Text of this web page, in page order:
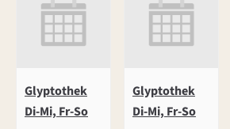
Glyptothek
Di-Mi, Fr-So
Glyptothek
Di-Mi, Fr-So